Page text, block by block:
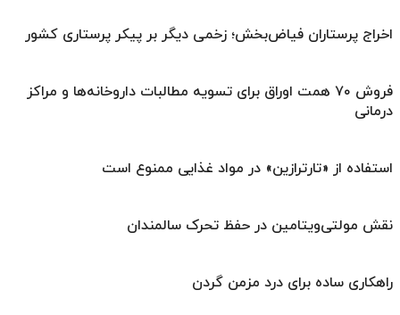
اخراج پرستاران فیاض‌بخش؛ زخمی دیگر بر پیکر پرستاری کشور
فروش ۷۰ همت اوراق برای تسویه مطالبات داروخانه‌ها و مراکز
درمانی
استفاده از «تارترازین» در مواد غذایی ممنوع است
نقش مولتی‌ویتامین در حفظ تحرک سالمندان
راهکاری ساده برای درد مزمن گردن